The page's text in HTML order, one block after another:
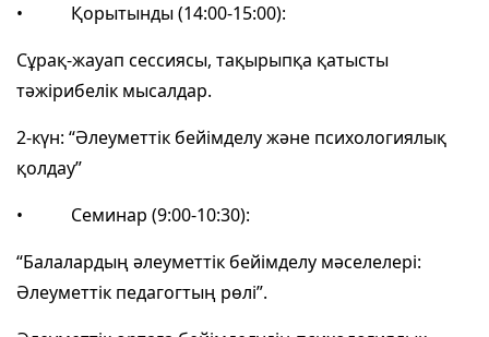
• Қорытынды (14:00-15:00):
Сұрақ-жауап сессиясы, тақырыпқа қатысты
тәжірибелік мысалдар.
2-күн: “Әлеуметтік бейімделу және психологиялық
қолдау”
• Семинар (9:00-10:30):
“Балалардың әлеуметтік бейімделу мәселелері:
Әлеуметтік педагогтың рөлі”.